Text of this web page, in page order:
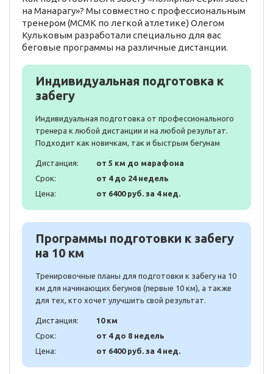
на Манарагу»? Мы совместно с профессиональным
тренером (МСМК по легкой атлетике) Олегом
Кульковым разработали специально для вас
беговые программы на различные дистанции.
Индивидуальная подготовка к
забегу
Индивидуальная подготовка от профессионального
тренера к любой дистанции и на любой результат.
Подходит как новичкам, так и быстрым бегунам
Дистанция:
от 5 км до марафона
Срок:
от 4 до 24 недель
Цена:
от 6400 руб. за 4 нед.
Программы подготовки к забегу
на 10 км
Тренировочные планы для подготовки к забегу на 10
км для начинающих бегунов (первые 10 км), а также
для тех, кто хочет улучшить свой результат.
Дистанция:
10 км
Срок:
от 4 до 8 недель
Цена:
от 6400 руб. за 4 нед.